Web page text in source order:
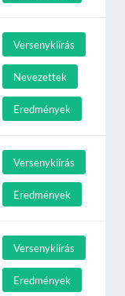
Versenykiírás
Nevezettek
Eredmények
Versenykiírás
Eredmények
Versenykiírás
Eredmények